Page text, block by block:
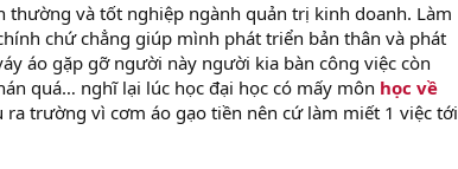
và tốt nghiệp ngành quản trị kinh doanh. Làm
chứ chẳng giúp mình phát triển bản thân và phát
áo gặp gỡ người này người kia bàn công việc còn
quá… nghĩ lại lúc học đại học có mấy môn học về
ra trường vì cơm áo gạo tiền nên cứ làm miết 1 việc tới